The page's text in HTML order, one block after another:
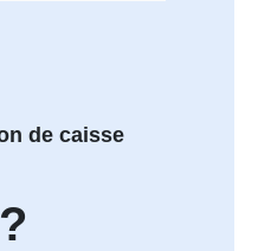
de caisse